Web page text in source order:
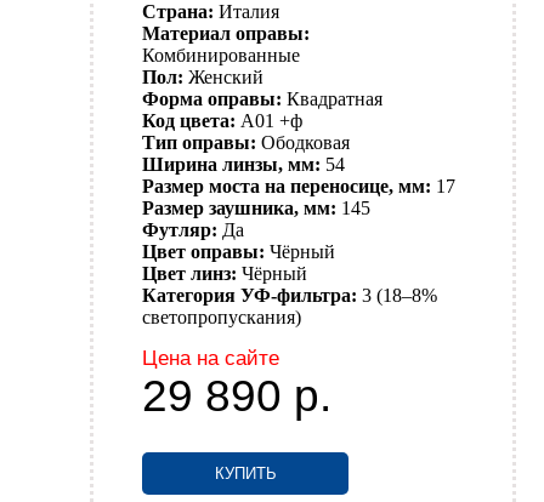
Страна: Италия
Материал оправы:
Комбинированные
Пол: Женский
Форма оправы: Квадратная
Код цвета: A01 +ф
Тип оправы: Ободковая
Ширина линзы, мм: 54
Размер моста на переносице, мм: 17
Размер заушника, мм: 145
Футляр: Да
Цвет оправы: Чёрный
Цвет линз: Чёрный
Категория УФ-фильтра: 3 (18–8%
светопропускания)
Цена на сайте
29 890 р.
КУПИТЬ